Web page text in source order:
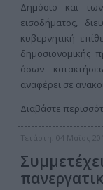
Δημόσιο και
εισοδήματος,
κυβερνητική
δημοσιονομικής
όσων
αναφέρει σε
Διαβάστε
Τετάρτη, 04 Μαϊος